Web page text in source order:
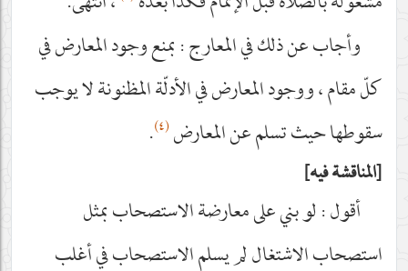
وأجاب عن ذلك في المعارج : بمنع وجود المعارض في
كلّ مقام ، ووجود المعارض في الأدلّة المظنونة لا يوجب
سقوطها حيث تسلم عن المعارض(٤) .
المناقشة فيه
أقول : لو بني على معارضة الاستصحاب بمثل
استصحاب الاشتغال لم يسلم الاستصحاب في أغلب